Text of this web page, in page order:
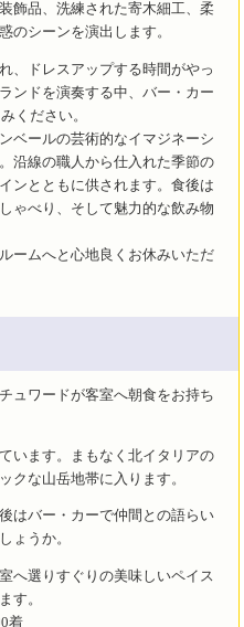
飾品、洗練された寄木細工、柔
のシーンを演出します。
、ドレスアップする時間がやっ
ンドを演奏する中、バー・カー
ください。
ベールの芸術的なイマジネーシ
沿線の職人から仕入れた季節の
ンとともに供されます。食後は
ゃべり、そして魅力的な飲み物
ームへと心地良くお休みいただ
ュワードが客室へ朝食をお持ち
います。まもなく北イタリアの
クな山岳地帯に入ります。
はバー・カーで仲間との語らい
ょうか。
へ選りすぐりの美味しいペイス
す。
着